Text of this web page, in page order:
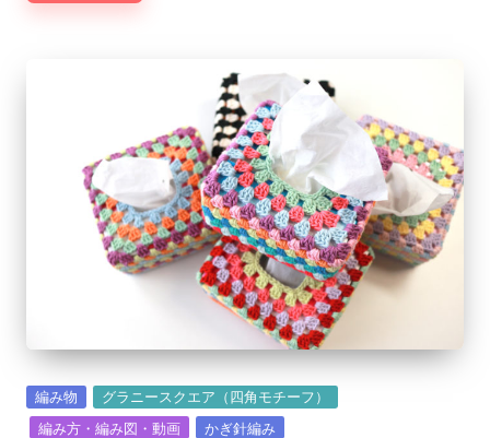
Posted
in
編み物
グラニースクエア（四角モチーフ）
編み方・編み図・動画
かぎ針編み